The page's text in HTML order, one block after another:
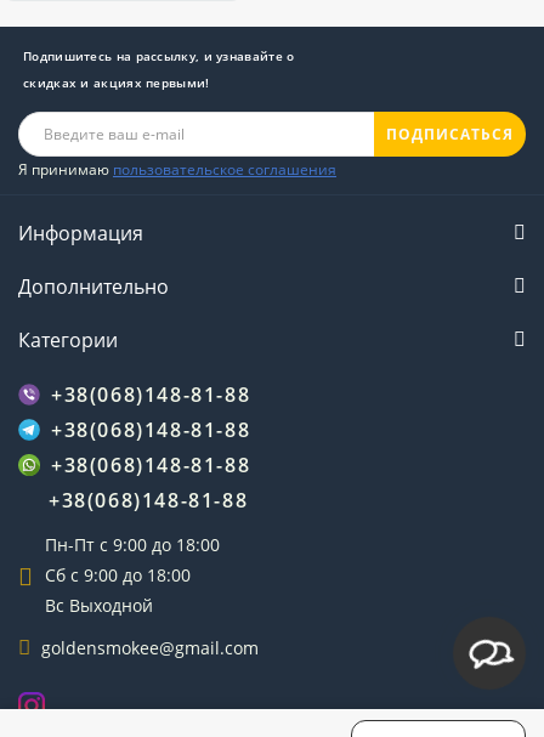
Подпишитесь на рассылку, и узнавайте о
скидках и акциях первыми!
ПОДПИСАТЬСЯ
Я принимаю пользовательское соглашения
Информация
Дополнительно
Категории
+38(068)148-81-88
+38(068)148-81-88
+38(068)148-81-88
+38(068)148-81-88
Пн-Пт с 9:00 до 18:00
Сб с 9:00 до 18:00
Вс Выходной
goldensmokee@gmail.com